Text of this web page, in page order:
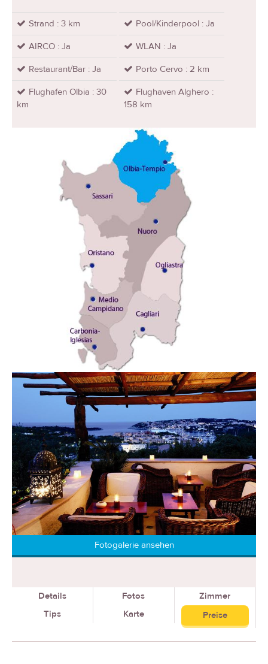
Strand : 3 km
Pool/Kinderpool : Ja
AIRCO : Ja
WLAN : Ja
Restaurant/Bar : Ja
Porto Cervo : 2 km
Flughafen Olbia : 30
km
Flughaven Alghero :
158 km
Fotogalerie ansehen
Details Fotos
Zimmer
Tips
Karte Preise